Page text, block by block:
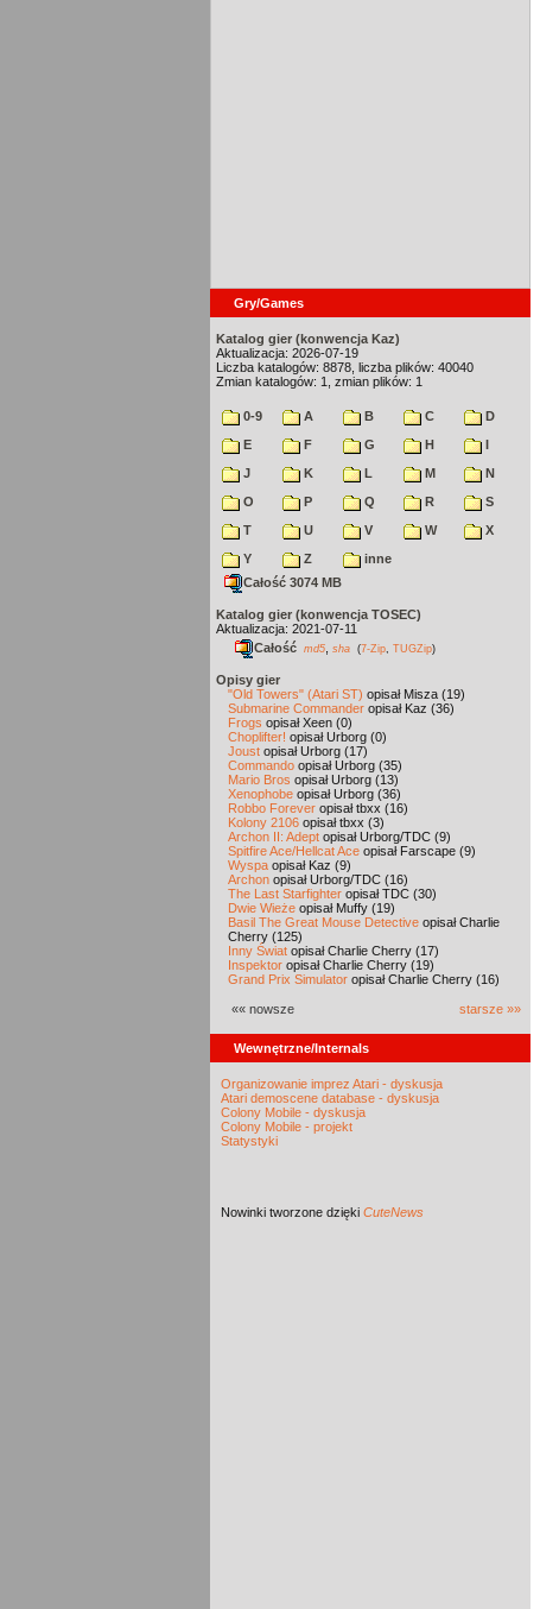
Gry/Games
Katalog gier (konwencja Kaz)
Aktualizacja: 2026-07-19
Liczba katalogów: 8878, liczba plików: 40040
Zmian katalogów: 1, zmian plików: 1
0-9 A B C
D
E
F G H
I
J
K L M
N
O
P Q R
S
T
U V W
X
Y
Z
inne
Całość 3074 MB
Katalog gier (konwencja TOSEC)
Aktualizacja: 2021-07-11
Całość md5 sha (7-Zip TUGZip)
Opisy gier
"Old Towers" (Atari ST) opisał Misza (19)
Submarine Commander opisał Kaz (36)
Frogs opisał Xeen (0)
Choplifter! opisał Urborg (0)
Joust opisał Urborg (17)
Commando opisał Urborg (35)
Mario Bros opisał Urborg (13)
Xenophobe opisał Urborg (36)
Robbo Forever opisał tbxx (16)
Kolony 2106 opisał tbxx (3)
Archon II: Adept opisał Urborg/TDC (9)
Spitfire Ace/Hellcat Ace opisał Farscape (9)
Wyspa opisał Kaz (9)
Archon opisał Urborg/TDC (16)
The Last Starfighter opisał TDC (30)
Dwie Wieże opisał Muffy (19)
Basil The Great Mouse Detective opisał Charlie
Cherry (125)
Inny Świat opisał Charlie Cherry (17)
Inspektor opisał Charlie Cherry (19)
Grand Prix Simulator opisał Charlie Cherry (16)
«« nowsze starsze »»
Wewnętrzne/Internals
Organizowanie imprez Atari - dyskusja
Atari demoscene database - dyskusja
Colony Mobile - dyskusja
Colony Mobile - projekt
Statystyki
Nowinki tworzone dzięki CuteNews